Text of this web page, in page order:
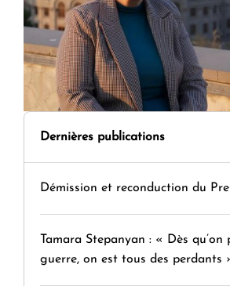
Dernières publications
Démission et reconduction du
Tamara Stepanyan : « Dès qu’on
guerre, on est tous des perdants